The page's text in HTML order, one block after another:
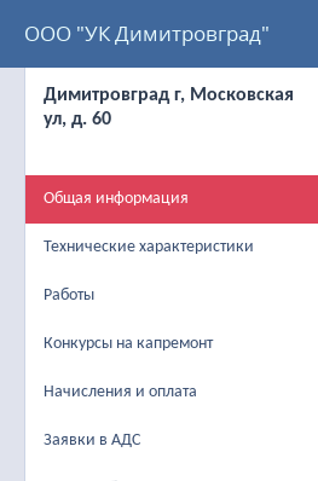
ООО "УК Димитровград"
Димитровград г, Московская
ул, д. 60
Общая информация
Технические характеристики
Работы
Конкурсы на капремонт
Начисления и оплата
Заявки в АДС